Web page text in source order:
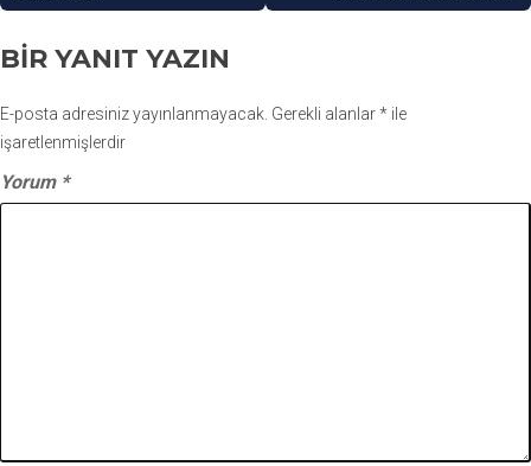
BIR YANIT YAZIN
E-posta adresiniz yayınlanmayacak. Gerekli alanlar* ile
işaretlenmişlerdir
Yorum *